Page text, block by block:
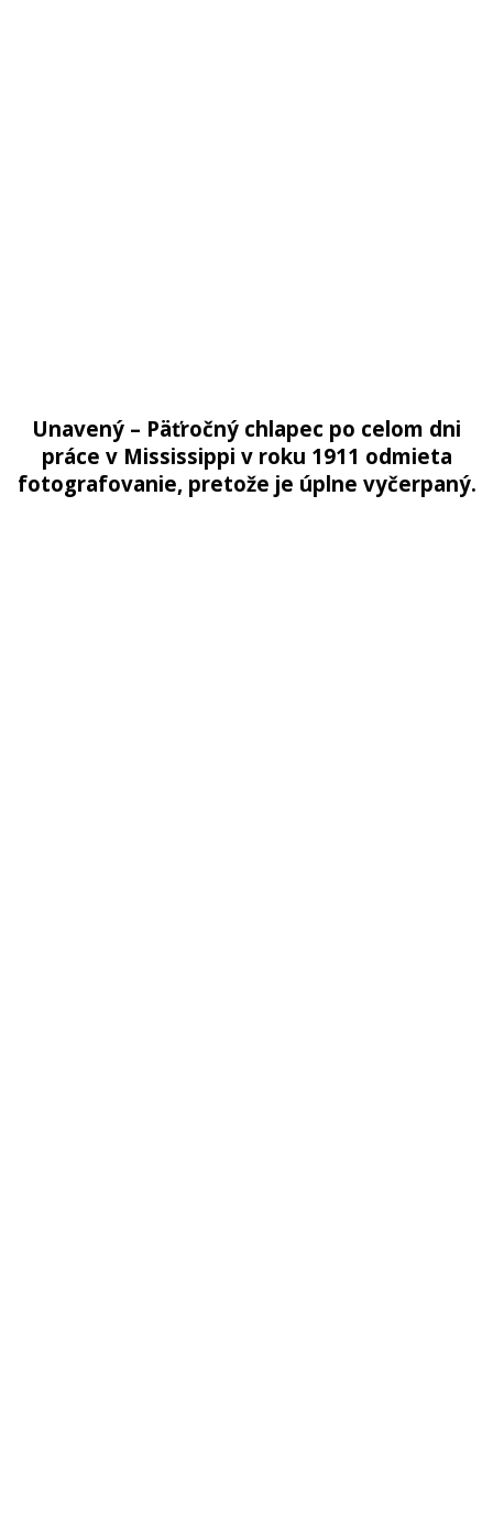
Unavený – Päťročný chlapec po celom dni
práce v Mississippi v roku 1911 odmieta
fotografovanie, pretože je úplne vyčerpaný.